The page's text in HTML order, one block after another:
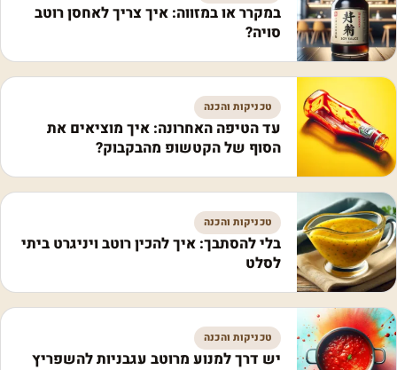
במקרר או במזווה: איך צריך לאחסן רוטב
סויה?
טכניקות והכנה
עד הטיפה האחרונה: איך מוציאים את
הסוף של הקטשופ מהבקבוק?
טכניקות והכנה
בלי להסתבך: איך להכין רוטב ויניגרט ביתי
לסלט
טכניקות והכנה
יש דרך למנוע מרוטב עגבניות להשפריץ